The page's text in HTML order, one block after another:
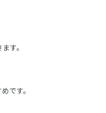
す。
です。